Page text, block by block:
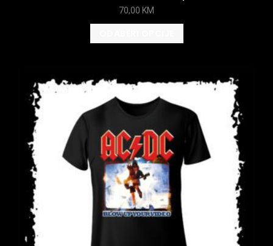
70,00 KM